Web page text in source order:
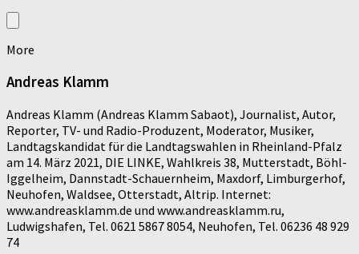
More
Andreas Klamm
Andreas Klamm (Andreas Klamm Sabaot), Journalist, Autor,
Reporter, TV- und Radio-Produzent, Moderator, Musiker,
Landtagskandidat für die Landtagswahlen in Rheinland-Pfalz
am 14. März 2021, DIE LINKE, Wahlkreis 38, Mutterstadt, Böhl-
Iggelheim, Dannstadt-Schauernheim, Maxdorf, Limburgerhof,
Neuhofen, Waldsee, Otterstadt, Altrip. Internet:
www.andreasklamm.de und www.andreasklamm.ru,
Ludwigshafen, Tel. 0621 5867 8054, Neuhofen, Tel. 06236 48 929
74